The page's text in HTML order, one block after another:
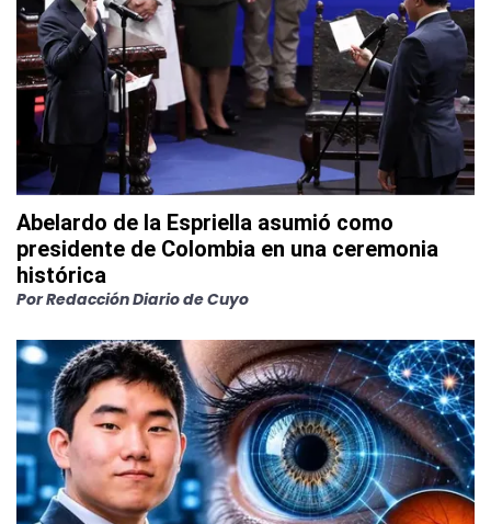
Abelardo de la Espriella asumió como
presidente de Colombia en una ceremonia
histórica
PorRedacción Diario de Cuyo